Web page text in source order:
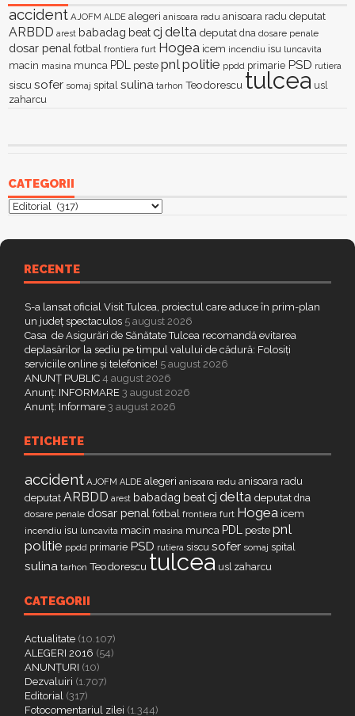
accident AJOFM ALDE alegeri anisoara radu anisoara radu deputat
ARBDD arest babadag beatcj delta deputat dna dosare penale
dosar penal fotbal frontiera furt Hogea icem incendiu isu luncavita
macin masina munca PDL peste pnl politie ppdd primarie PSD rutiera
siscu sofer somaj spital sulina tarhon Teodorescu tulcea usl
zaharcu
CATEGORII
Categorii
RECENTE
S-a lansat oficial Visit Tulcea, proiectul care aduce în prim-plan
un județ spectaculos 5 august 2026
Casa de Asigurări de Sănătate Tulcea recomandă evitarea
deplasărilor la sediu pe timpul valului de cădură: Folosiți
serviciile online și telefonice! 5 august 2026
ANUNȚ PUBLIC 4 august 2026
Anunț: INFORMARE 3 august 2026
Anunț: Informare 3 august 2026
ETICHETE
accident AJOFM ALDE alegeri anisoara radu anisoara radu
deputat ARBDD arest babadag beatcj delta deputat dna
dosare penale dosar penal fotbal frontiera furt Hogea icem
incendiu isu luncavita macin masina munca PDL peste pnl
politie ppdd primarie PSD rutiera siscu sofer somaj spital
sulina tarhon Teodorescu tulcea usl zaharcu
CATEGORII
Actualitate (10.107)
ALEGERI 2016 (54)
ANUNȚURI (10)
Dezvaluiri (1.707)
Editorial (317)
Fotocomentariul zilei (1.344)